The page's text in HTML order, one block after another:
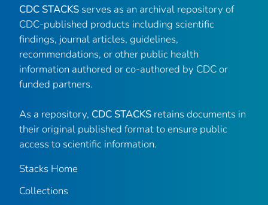
CDC STACKS serves as an archival repository of
CDC-published products including scientific
findings, journal articles, guidelines,
recommendations, or other public health
information authored or co-authored by CDC or
funded partners.
As a repository, CDC STACKS retains documents in
their original published format to ensure public
access to scientific information.
Stacks Home
Collections